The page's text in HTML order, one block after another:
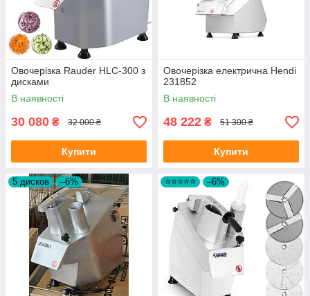
Овочерізка Rauder HLC-300 з
дисками
В наявності
30 080 ₴ 32 000 ₴
Купити
Овочерізка електрична Hendi
231852
В наявності
48 222 ₴ 51 300 ₴
Купити
5 дисков –6% ⭐⭐⭐⭐⭐ –6%